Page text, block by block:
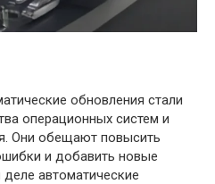
обновления стали
операционных систем и
Они обещают повысить
и добавить новые
автоматические